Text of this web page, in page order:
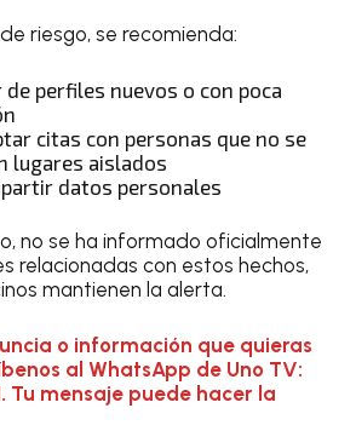
riesgo, se recomienda:
de perfiles nuevos o con poca
citas con personas que no se
lugares aislados
datos personales
no se ha informado oficialmente
relacionadas con estos hechos,
mantienen la alerta.
o información que quieras
al WhatsApp de Uno TV:
Tu mensaje puede hacer la